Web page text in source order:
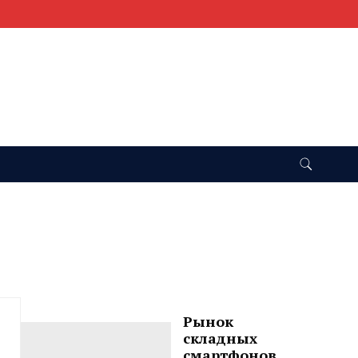
Рынок
складных